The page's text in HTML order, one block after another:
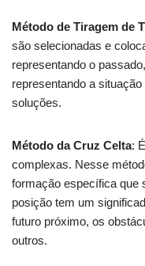
Método de Tiragem de
são selecionadas e
representando o
representando a
soluções.
Método da Cruz Celta:
complexas. Nesse
formação específica que
posição tem um
futuro próximo, os
outros.